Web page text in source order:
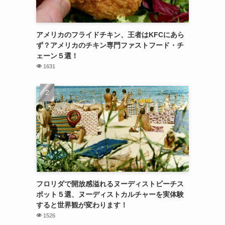
アメリカのフライドチキン、王者はKFCにあら
ず？アメリカのチキン専門ファストフード・チ
ェーン５選！
1631
フロリダで開放感溢れるヌーディストビーチス
ポット５選、ヌーディストカルチャーを実体験
すると世界観が変わります！
1526